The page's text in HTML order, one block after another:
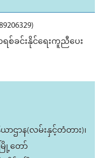
စ်ခင်းနိုင်ရေးကူညီပေး
ာဌာန(လမ်းနှင့်တံတား)၊
ြို့တော်